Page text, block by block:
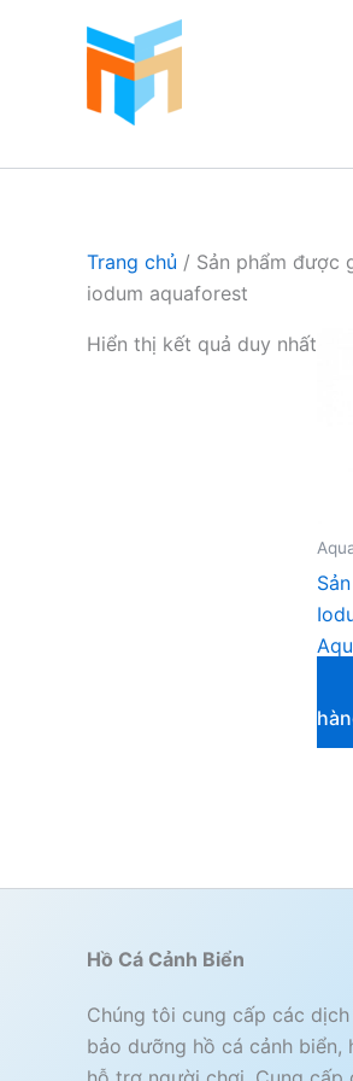
Trang chủ / Sản phẩm được
iodum aquaforest
Hiển thị kết quả duy nhất
Hồ Cá Cảnh Biển
Chúng tôi cung cấp các
bảo dưỡng hồ cá cảnh biển,